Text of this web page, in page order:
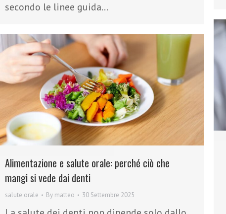
secondo le linee guida…
Alimentazione e salute orale: perché ciò che
mangi si vede dai denti
salute orale By matteo 30 Settembre 2025